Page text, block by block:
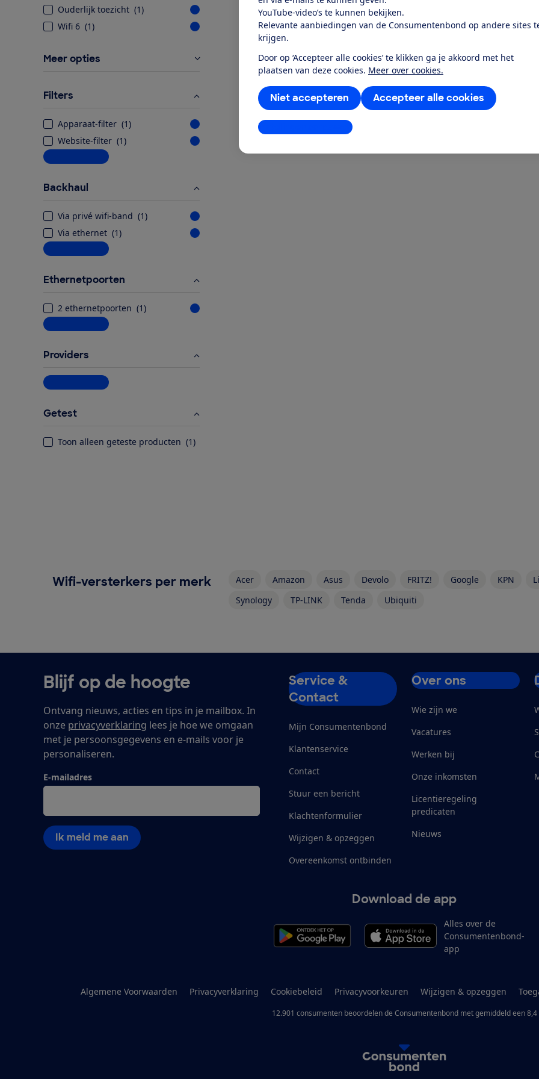
YouTube-video’s te kunnen bekijken.
Relevante aanbiedingen van de Consumentenbond op andere sites
krijgen.
Door op ‘Accepteer alle cookies’ te klikken ga je akkoord met het
plaatsen van deze cookies. Meer over cookies.
Accepteer alle cookies
Niet accepteren
Instellingen aanpassen
Ouderlijk toezicht (1)
Wifi 6 (1)
Meer opties
Filters
Apparaat-filter (1)
Website-filter (1)
Meer informatie
Backhaul
Via privé wifi-band (1)
Via ethernet (1)
Meer informatie
Ethernetpoorten
2 ethernetpoorten (1)
Meer informatie
Providers
Meer informatie
Getest
Toon alleen geteste producten (1)
Wifi-versterkers per merk Acer Amazon Asus Devolo FRITZ! Google KPN
Synology
TP-LINK Tenda Ubiquiti
Blijf op de hoogte
Ontvang nieuws, acties en tips in je mailbox. In
onze privacyverklaring lees je hoe we omgaan
met je persoonsgegevens en e-mails voor je
personaliseren.
E-mailadres
Ik meld me aan
Service &
Contact
Mijn Consumentenbond
Klantenservice
Contact
Stuur een bericht
Klachtenformulier
Wijzigen & opzeggen
Overeenkomst ontbinden
Over ons
Wie zijn we
Vacatures
Werken bij
Onze inkomsten
Licentieregeling
predicaten
Nieuws
Download de app
Alles over de
Consumentenbond-
app
Algemene Voorwaarden Privacyverklaring Cookiebeleid Privacyvoorkeuren Wijzigen & opzeggen
12.901 consumenten beoordelen de Consumentenbondmet gemiddeld een 8,4